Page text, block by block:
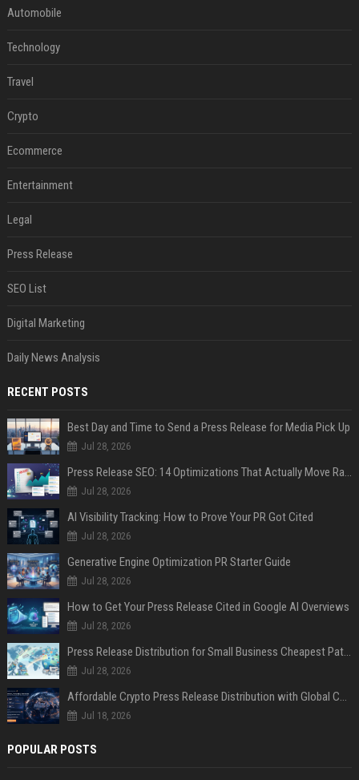
Automobile
Technology
Travel
Crypto
Ecommerce
Entertainment
Legal
Press Release
SEO List
Digital Marketing
Daily News Analysis
RECENT POSTS
Best Day and Time to Send a Press Release for Media Pick Up
Jul 28, 2026
Press Release SEO: 14 Optimizations That Actually Move Rankings
Jul 28, 2026
AI Visibility Tracking: How to Prove Your PR Got Cited
Jul 28, 2026
Generative Engine Optimization PR Starter Guide
Jul 28, 2026
How to Get Your Press Release Cited in Google AI Overviews
Jul 28, 2026
Press Release Distribution for Small Business Cheapest Path to Real Coverage
Jul 28, 2026
Affordable Crypto Press Release Distribution with Global Coverage
Jul 18, 2026
POPULAR POSTS